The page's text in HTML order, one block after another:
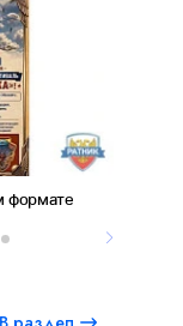
как судьба